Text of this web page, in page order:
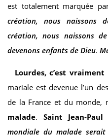
est totalement marquée
création, nous naissons
création, nous naissons
devenons enfants de Dieu.
Lourdes, c’est
mariale est devenue l’un
de la France et du monde,
malade. Saint Jean-
mondiale du malade